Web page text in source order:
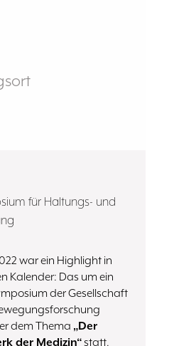
für Haltungs- und
war ein Highlight in
Kalender: Das um ein
der Gesellschaft
dem Thema „Der
der Medizin“statt.